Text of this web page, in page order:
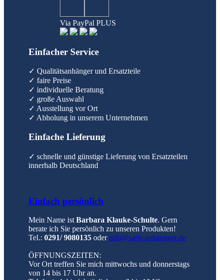
Via PayPal PLUS
Einfacher Service
✓ Qualitätsanhänger und Ersatzteile
✓ faire Preise
✓ individuelle Beratung
✓ große Auswahl
✓ Ausstellung vor Ort
✓ Abholung in unserem Unternehmen
Einfache Lieferung
✓ schnelle und günstige Lieferung von Ersatzteilen
innerhalb Deutschland
Einfach persönlich
Mein Name ist Barbara Klauke-Schulte. Gern
berate ich Sie persönlich zu unseren Produkten!
Tel.: 0291/ 9080135 oderinfo@saris-anhaenger.de
ÖFFNUNGSZEITEN:
Vor Ort treffen Sie mich mittwochs und donnerstags
von 14 bis 17 Uhr an.